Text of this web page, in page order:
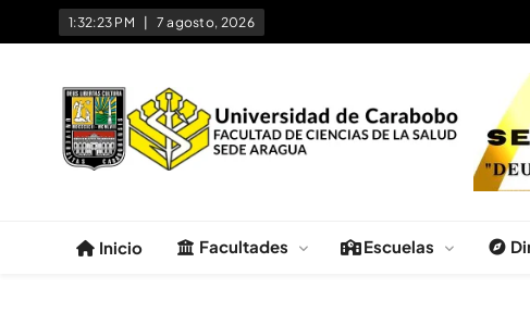
1:32:23 PM 7 agosto, 2026
Facultad de Ciencias de la
Inicio Facultades Escuelas